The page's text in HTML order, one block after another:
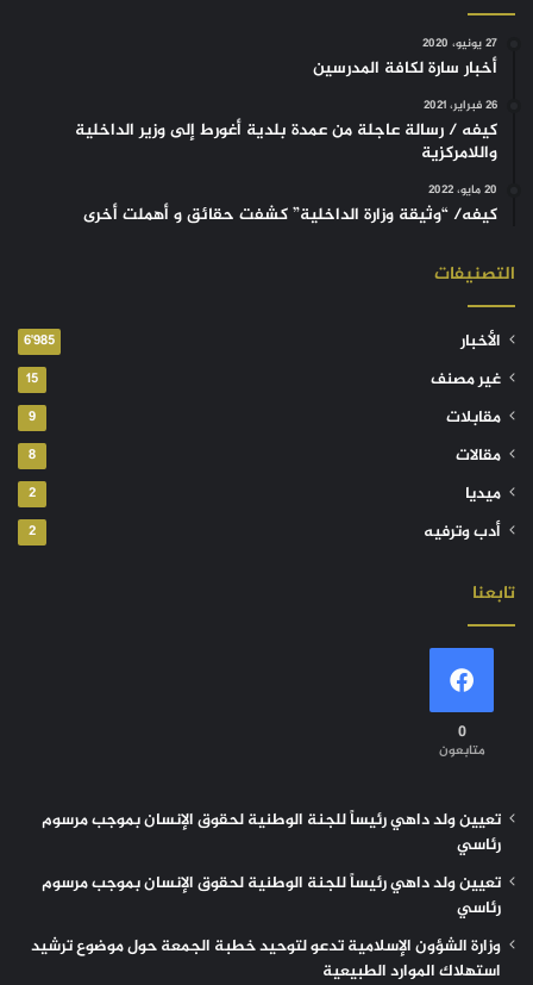
27 يونيو، 2020
أخبار سارة لكافة المدرسين
26 فبراير، 2021
كيفه / رسالة عاجلة من عمدة بلدية أغورط إلى وزير الداخلية
واللامركزية
20 مايو، 2022
كيفه/ “وثيقة وزارة الداخلية” كشفت حقائق و أهملت أخرى
التصنيفات
الأخبار 6٬985
غير مصنف 15
مقابلات 9
مقالات 8
ميديا 2
أدب وترفيه 2
تابعنا
0
متابعون
تعيين ولد داهي رئيساً للجنة الوطنية لحقوق الإنسان بموجب مرسوم
رئاسي
تعيين ولد داهي رئيساً للجنة الوطنية لحقوق الإنسان بموجب مرسوم
رئاسي
وزارة الشؤون الإسلامية تدعو لتوحيد خطبة الجمعة حول موضوع ترشيد
استهلاك الموارد الطبيعية